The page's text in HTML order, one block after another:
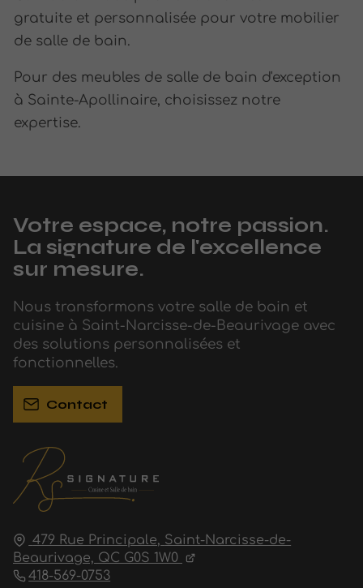
gratuite et personnalisée pour votre mobilier
de salle de bain.
Pour des meubles de salle de bain d'exception
à Sainte-Apollinaire, choisissez notre
expertise.
479 Rue Principale, Saint-Narcisse-de-
Beaurivage, QC G0S 1W0
418-569-0753
Votre espace, notre passion.
La signature de l'excellence
sur mesure.
Nous transformons votre salle de bain et
cuisine à Saint-Narcisse-de-Beaurivage avec
des solutions personnalisées et
fonctionnelles.
Contact